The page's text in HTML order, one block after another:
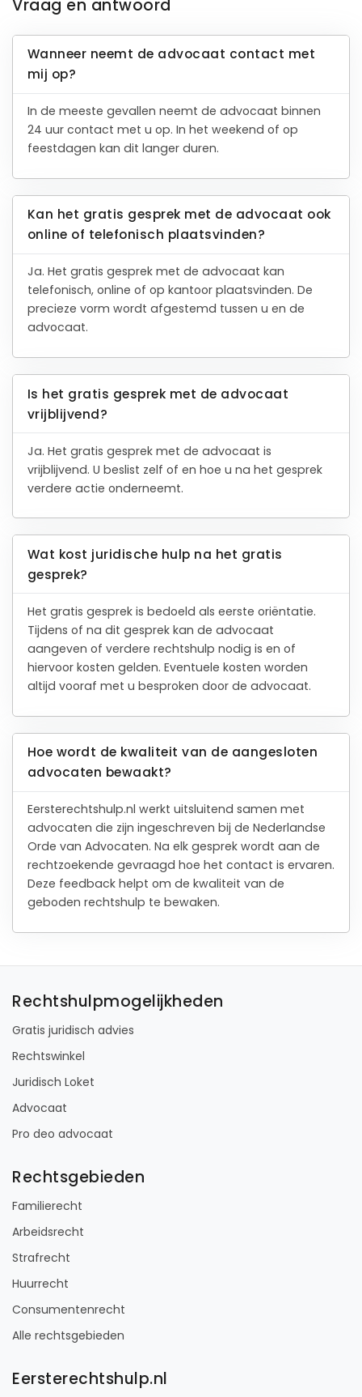
Vraag en antwoord
Wanneer neemt de advocaat contact met
mij op?
In de meeste gevallen neemt de advocaat binnen
24 uur contact met u op. In het weekend of op
feestdagen kan dit langer duren.
Kan het gratis gesprek met de advocaat ook
online of telefonisch plaatsvinden?
Ja. Het gratis gesprek met de advocaat kan
telefonisch, online of op kantoor plaatsvinden. De
precieze vorm wordt afgestemd tussen u en de
advocaat.
Is het gratis gesprek met de advocaat
vrijblijvend?
Ja. Het gratis gesprek met de advocaat is
vrijblijvend. U beslist zelf of en hoe u na het gesprek
verdere actie onderneemt.
Wat kost juridische hulp na het gratis
gesprek?
Het gratis gesprek is bedoeld als eerste oriëntatie.
Tijdens of na dit gesprek kan de advocaat
aangeven of verdere rechtshulp nodig is en of
hiervoor kosten gelden. Eventuele kosten worden
altijd vooraf met u besproken door de advocaat.
Hoe wordt de kwaliteit van de aangesloten
advocaten bewaakt?
Eersterechtshulp.nl werkt uitsluitend samen met
advocaten die zijn ingeschreven bij de Nederlandse
Orde van Advocaten. Na elk gesprek wordt aan de
rechtzoekende gevraagd hoe het contact is ervaren.
Deze feedback helpt om de kwaliteit van de
geboden rechtshulp te bewaken.
Rechtshulpmogelijkheden
Gratis juridisch advies
Rechtswinkel
Juridisch Loket
Advocaat
Pro deo advocaat
Rechtsgebieden
Familierecht
Arbeidsrecht
Strafrecht
Huurrecht
Consumentenrecht
Alle rechtsgebieden
Eersterechtshulp.nl